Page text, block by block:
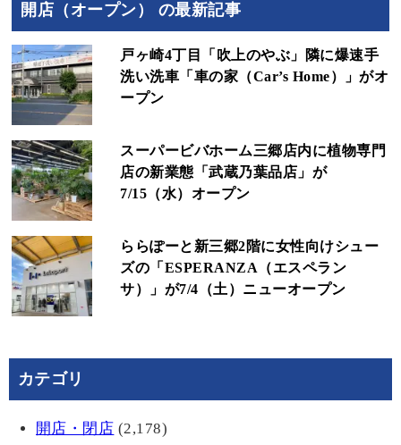
開店（オープン） の最新記事
戸ヶ崎4丁目「吹上のやぶ」隣に爆速手
洗い洗車「車の家（Car’s Home）」がオ
ープン
スーパービバホーム三郷店内に植物専門
店の新業態「武蔵乃葉品店」が
7/15（水）オープン
ららぽーと新三郷2階に女性向けシュー
ズの「ESPERANZA（エスペラン
サ）」が7/4（土）ニューオープン
カテゴリ
開店・閉店 (2,178)